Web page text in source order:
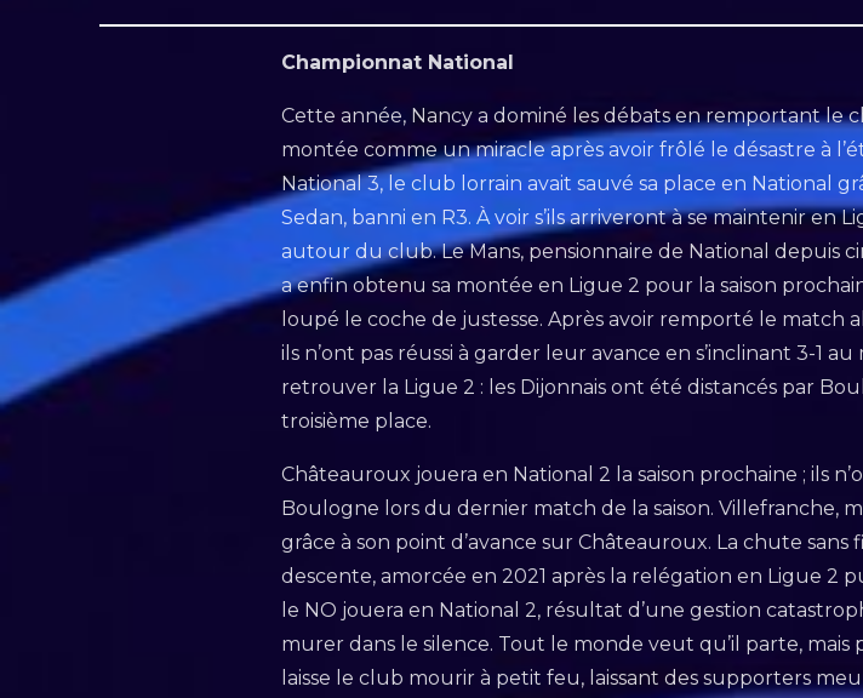
Championnat National
Cette année, Nancy a dominé les débats en remportant le
montée comme un miracle après avoir frôlé le désastre à
National 3, le club lorrain avait sauvé sa place en National
Sedan, banni en R3. À voir s’ils arriveront à se maintenir en
autour du club. Le Mans, pensionnaire de National depuis
a enfin obtenu sa montée en Ligue 2 pour la saison
loupé le coche de justesse. Après avoir remporté le match
ils n’ont pas réussi à garder leur avance en s’inclinant 3-1
retrouver la Ligue 2 : les Dijonnais ont été distancés par
troisième place.
Châteauroux jouera en National 2 la saison prochaine ; ils
Boulogne lors du dernier match de la saison. Villefranche,
grâce à son point d’avance sur Châteauroux. La chute
descente, amorcée en 2021 après la relégation en Ligue 2
le NO jouera en National 2, résultat d’une gestion
murer dans le silence. Tout le monde veut qu’il parte, mais
laisse le club mourir à petit feu, laissant des supporters